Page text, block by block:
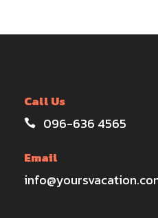
Call Us
096-636 4565
Email